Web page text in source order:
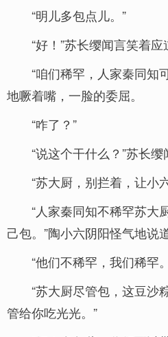
“明儿多包点儿。”
“好！”苏长缨闻言笑着应
“咱们稀罕，人家秦同知
地噘着嘴，一脸的委屈。
“咋了？”
“说这个干什么？”苏长缨
“苏大厨，别拦着，让小
“人家秦同知不稀罕苏大
己包。”陶小六阴阳怪气地说道
“他们不稀罕，我们稀罕
“苏大厨尽管包，这豆沙
管给你吃光光。”